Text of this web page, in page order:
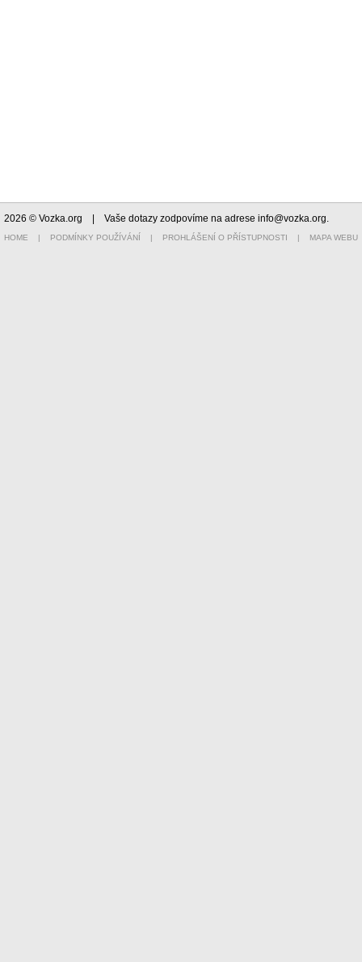
2026 © Vozka.org | Vaše dotazy zodpovíme na adrese info@vozka.org.
HOME | PODMÍNKY POUŽÍVÁNÍ | PROHLÁŠENÍ O PŘÍSTUPNOSTI | MAPA WEBU